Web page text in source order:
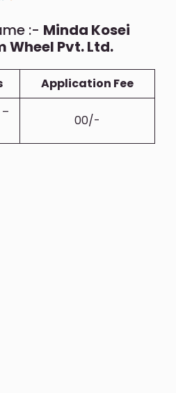
:- Minda Kosei
Wheel Pvt. Ltd.
Application Fee
00/-